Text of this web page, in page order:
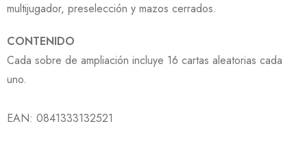
multijugador, preselección y mazos cerrados.
CONTENIDO
Cada sobre de ampliación incluye 16 cartas aleatorias cada
uno.
EAN: 0841333132521